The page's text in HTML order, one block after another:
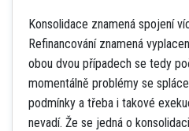
Konsolidace znamená spojení
Refinancování znamená
obou dvou případech se tedy
momentálně problémy se
podmínky a třeba i takové
nevadí. Že se jedná o